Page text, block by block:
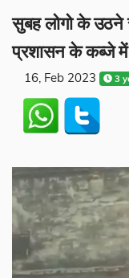
सुबह लोगो के
प्रशासन के कब्जे में
16, Feb 2023 3